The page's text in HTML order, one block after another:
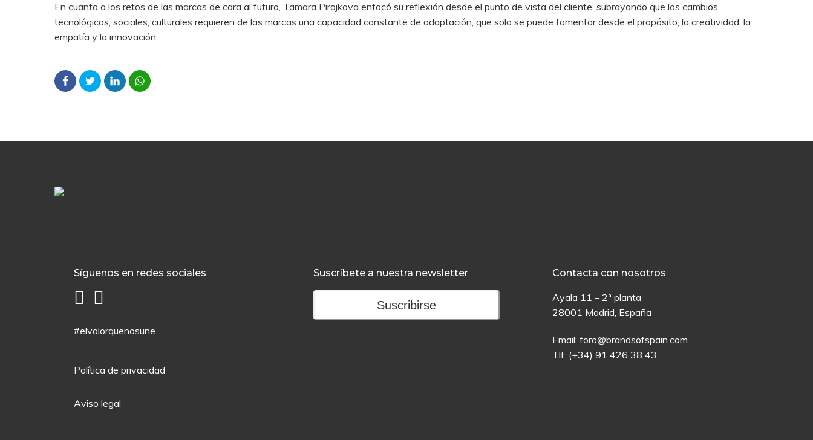
En cuanto a los retos de las marcas de cara al futuro, Tamara Pirojkova enfocó su reflexión desde el punto de vista del cliente, subrayando que los cambios
tecnológicos, sociales, culturales requieren de las marcas una capacidad constante de adaptación, que solo se puede fomentar desde el propósito, la creatividad, la
empatía y la innovación.
Síguenos en redes sociales
#elvalorquenosune
Política de privacidad
Aviso legal
Suscríbete a nuestra newsletter
Suscribirse
Contacta con nosotros
Ayala 11 – 2ª planta
28001 Madrid, España
Email:foro@brandsofspain.com
Tlf: (+34) 91 426 38 43